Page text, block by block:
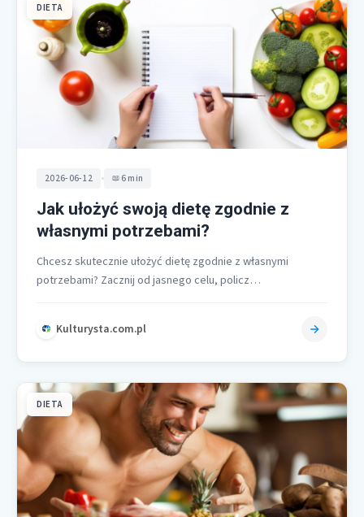
DIETA
2026-06-12 • 6 min
Jak ułożyć swoją dietę zgodnie z
własnymi potrzebami?
Chcesz skutecznie ułożyć dietę zgodnie z własnymi
potrzebami? Zacznij od jasnego celu, policz
Kulturysta.com.pl
DIETA